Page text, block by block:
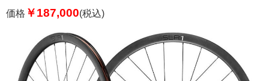
価格 ￥187,000(税込)